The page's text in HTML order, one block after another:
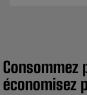
Consommez
économisez